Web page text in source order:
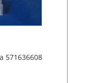
571636608